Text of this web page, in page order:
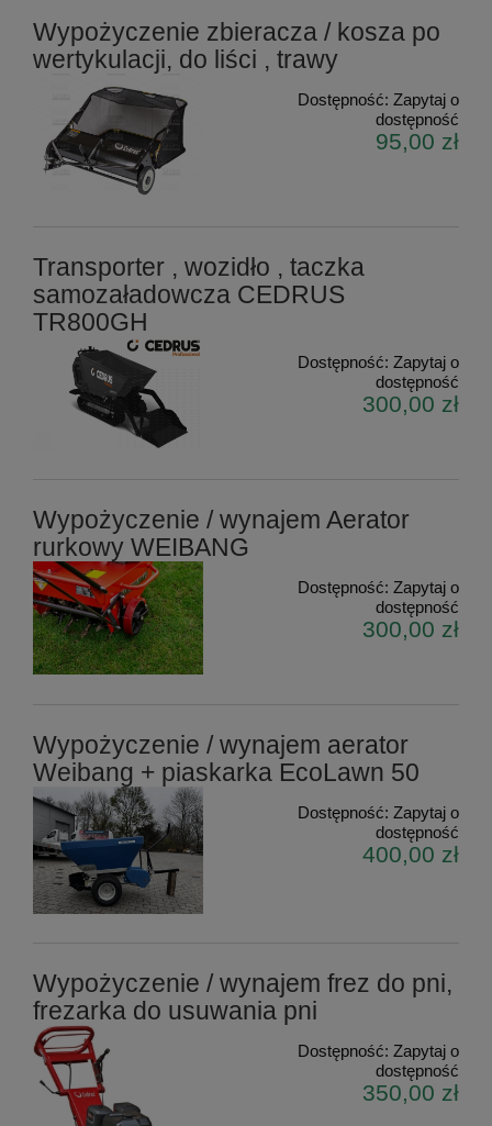
Wypożyczenie zbieracza / kosza po
wertykulacji, do liści , trawy
Dostępność: Zapytaj o
dostępność
95,00 zł
Transporter , wozidło , taczka
samozaładowcza CEDRUS
TR800GH
Dostępność: Zapytaj o
dostępność
300,00 zł
Wypożyczenie / wynajem Aerator
rurkowy WEIBANG
Dostępność: Zapytaj o
dostępność
300,00 zł
Wypożyczenie / wynajem aerator
Weibang + piaskarka EcoLawn 50
Dostępność: Zapytaj o
dostępność
400,00 zł
Wypożyczenie / wynajem frez do pni,
frezarka do usuwania pni
Dostępność: Zapytaj o
dostępność
350,00 zł